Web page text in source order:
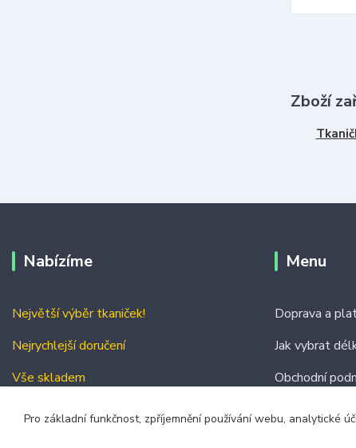
Zboží
Nabízíme
Největší výběr tkaniček!
Nejrychlejší doručení
Vše skladem
Menu
Doprava a
Jak vybrat
Obchodní
Pro základní funkčnost, zpříjemnění používání webu, analytické